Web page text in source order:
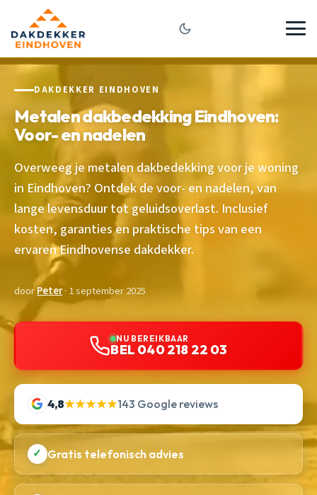
DAKDEKKER EINDHOVEN
Metalen dakbedekking Eindhoven:
Voor- en nadelen
Overweeg je metalen dakbedekking voor je woning
in Eindhoven? Ontdek de voor- en nadelen, van
lange levensduur tot geluidsoverlast. Inclusief
kosten, garanties en praktische tips van een
ervaren Eindhovense dakdekker.
doorPeter· 1 september 2025
NU BEREIKBAAR
BEL 040 218 22 03
4,8★★★★★143 Google reviews
✓ Gratis telefonisch advies